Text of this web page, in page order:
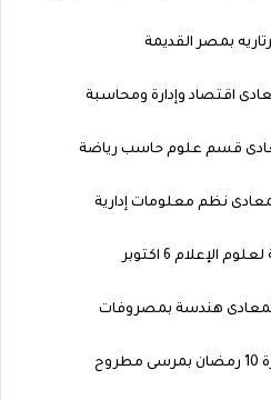
بمصر القديمة
اقتصاد وإدارة ومحاسبة
قسم علوم حاسب رياضة
نظم معلومات إدارية
الإعلام 6 اكتوبر
بالمعادى هندسة بمصروفات